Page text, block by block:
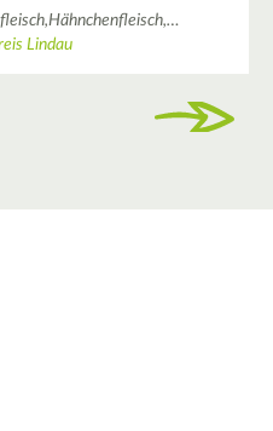
Hähnchenfleisch,…
Lindau